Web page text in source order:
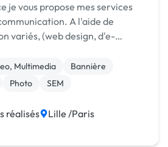
je vous propose mes services
A l'aide de
variés, (web design, d'e-
illustrations...) et également
Multimedia
Bannière
Photo SEM
réalisés Lille /Paris